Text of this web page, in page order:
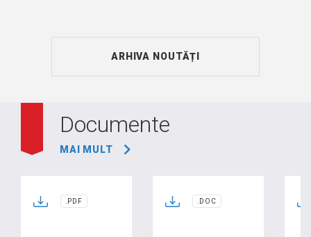
ARHIVA NOUTĂȚI
Documente
MAI MULT
.PDF .DOC